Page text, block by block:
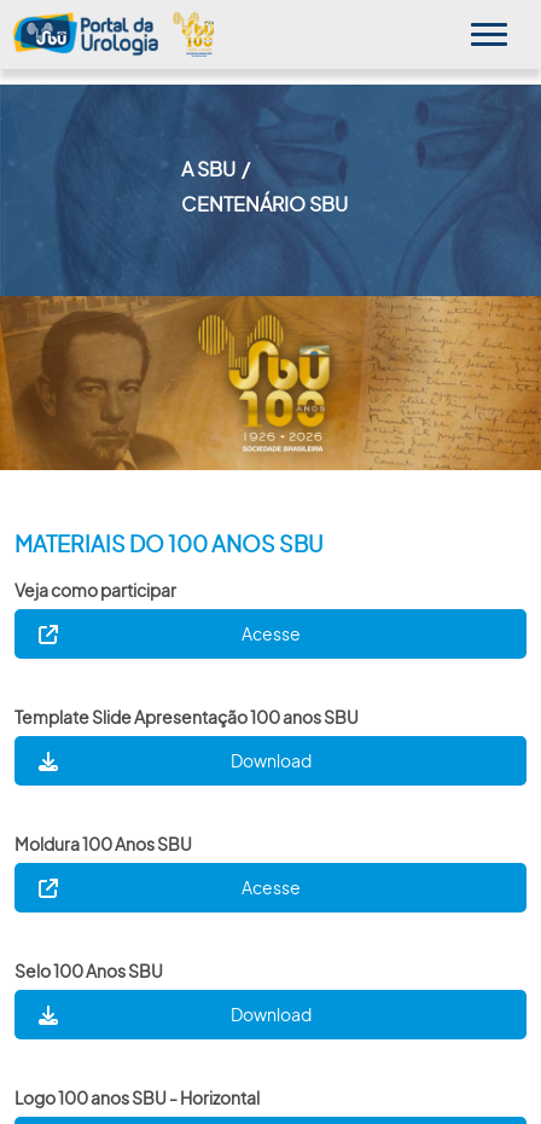
NOVIDADES
PUBLICAÇÕES
SBU NO CONSULTÓRIO
CONTATO
A SBU
CENTENÁRIO SBU
MATERIAIS DO 100 ANOS SBU
Veja como participar
Acesse
Template Slide Apresentação 100 anos SBU
Download
Moldura 100 Anos SBU
Acesse
Selo 100 Anos SBU
Download
Logo 100 anos SBU - Horizontal